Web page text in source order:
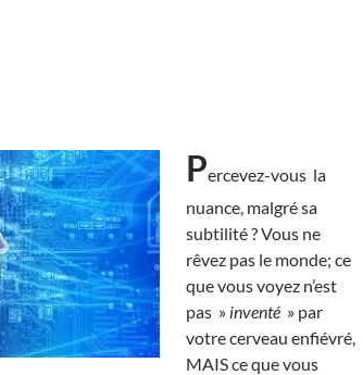
Percevez-vous la
nuance, malgré sa
subtilité ? Vous ne
rêvez pas le monde; ce
que vous voyez n’est
pas » inventé » par
votre cerveau enfiévré,
MAIS ce que vous